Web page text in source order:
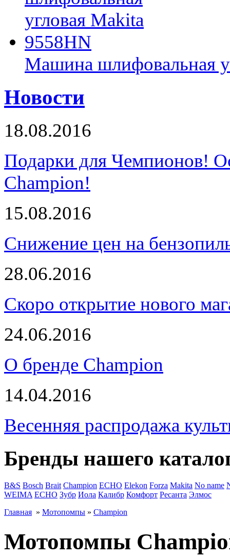
Машина шлифовальная
Новости
18.08.2016
Подарки для Чемпионов!
Champion!
15.08.2016
Снижение цен на
28.06.2016
Скоро открытие нового
24.06.2016
О бренде Champion
14.04.2016
Весенняя распродажа
Бренды нашего
B&S Bosch Brait Champion ECHO Elekon Forza Makita No name
WEIMA ЕСНО Зубр Иола Калибр Комфорт Ресанта Элмос
Главная » Мотопомпы » Champion
Мотопомпы